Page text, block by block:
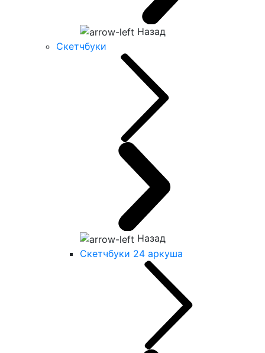
Назад
Скетчбуки
Назад
Скетчбуки 24 аркуша